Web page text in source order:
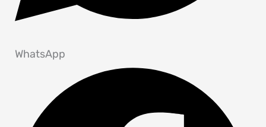
WhatsApp